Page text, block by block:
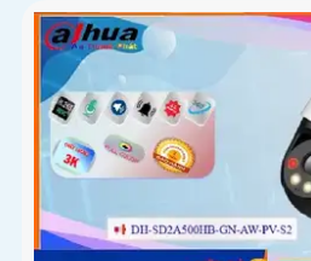
30m, khe thẻ nhớ đến 256GB cùng
camera hoạt động ổn định trong